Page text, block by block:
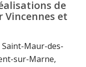
de
et
Maur-des-
sur-Marne,